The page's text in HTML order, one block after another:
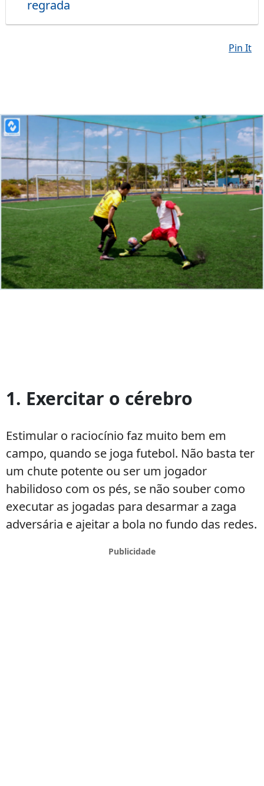
regrada
melhorar
no
dicas
Pin It
1. Exercitar o cérebro
Estimular o raciocínio faz muito bem em
campo, quando se joga futebol. Não basta ter
um chute potente ou ser um jogador
habilidoso com os pés, se não souber como
executar as jogadas para desarmar a zaga
adversária e ajeitar a bola no fundo das redes.